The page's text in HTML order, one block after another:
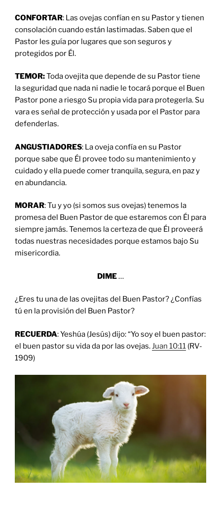
CONFORTAR: Las ovejas confían en su Pastor y tienen
consolación cuando están lastimadas. Saben que el
Pastor les guía por lugares que son seguros y
protegidos por Él.
TEMOR:Toda ovejita que depende de su Pastor tiene
la seguridad que nada ni nadie le tocará porque el Buen
Pastor pone a riesgo Su propia vida para protegerla. Su
vara es señal de protección y usada por el Pastor para
defenderlas.
ANGUSTIADORES: La oveja confía en su Pastor
porque sabe que Él provee todo su mantenimiento y
cuidado y ella puede comer tranquila, segura, en paz y
en abundancia.
MORAR: Tu y yo (si somos sus ovejas) tenemos la
promesa del Buen Pastor de que estaremos con Él para
siempre jamás. Tenemos la certeza de que Él proveerá
todas nuestras necesidades porque estamos bajo Su
misericordia.
DIME…
¿Eres tu una de las ovejitas del Buen Pastor? ¿Confías
tú en la provisión del Buen Pastor?
RECUERDA: Yeshúa (Jesús) dijo: “Yo soy el buen pastor:
el buen pastor su vida da por las ovejas.Juan 10:11 (RV-
1909)